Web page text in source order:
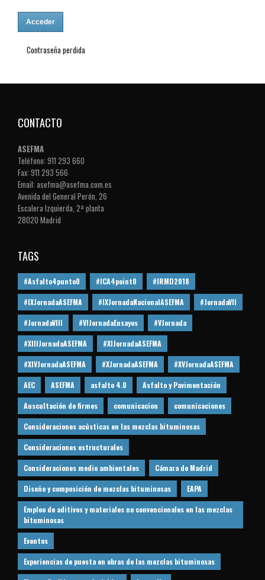
Contraseña perdida
CONTACTO
ASEFMA
Teléfono: 911 293 660
Fax: 911 293 566
Email: asefma@asefma.com.es
Avenida del General Perón, 26
Escalera Izquierda, 2ª planta
28020 Madrid
TAGS
#Asfalto4punto0 #ICA4point0 #IRMD2018
#IXJornadaASEFMA #IXJornadaNacionalASEFMA #JornadaVII
#JornadaVIII #VIJornadaEnsayos #VJornada
#XIIIJornadaASEFMA #XIJornadaASEFMA
#XIVJornadaASEFMA #XJornadaASEFMA #XVJornadaASEFMA
AEC ASEFMA asfalto 4.0 Asfalto y Pavimentación
Auscultación de firmes comunicacion comunicaciones
Consideraciones acústicas en las mezclas bituminosas
Consideraciones estructurales
Consideraciones medio ambientales Cámara de Madrid
Diseño y composición de mezclas bituminosas EAPA
Empleo de aditivos y materiales no convencionales en las mezclas
bituminosas
Eventos
Experiencias de puesta en obras de las mezclas bituminosas